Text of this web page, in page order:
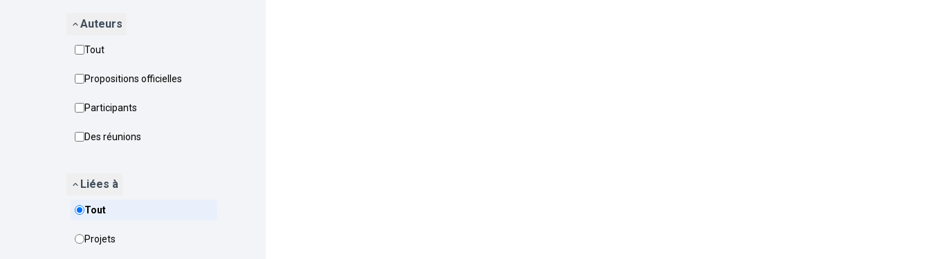
Auteurs
Tout
Propositions officielles
Participants
Des réunions
Liées à
Tout
Projets